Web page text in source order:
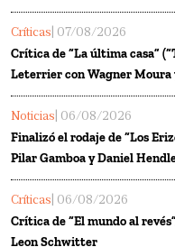
Críticas | 07/08/2026
Crítica de “La última casa”
Leterrier con Wagner
Noticias | 06/08/2026
Finalizó el rodaje de “Los
Pilar Gamboa y Daniel
Críticas | 06/08/2026
Crítica de “El mundo al
Leon Schwitter